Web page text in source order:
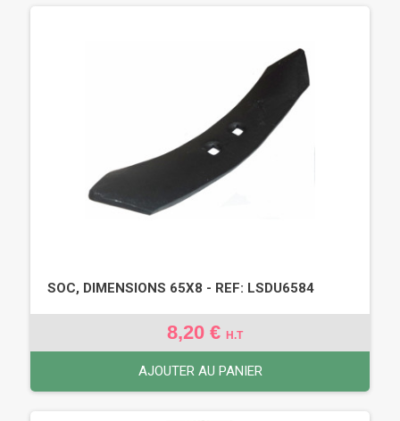
SOC, DIMENSIONS 65X8 - REF: LSDU6584
8,20 € H.T
AJOUTER AU PANIER